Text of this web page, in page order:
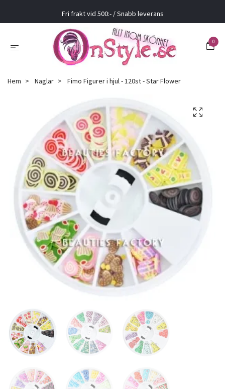
Fri frakt vid 500:- / Snabb leverans
0
Hem Naglar Fimo Figurer i hjul - 120st - Star Flower